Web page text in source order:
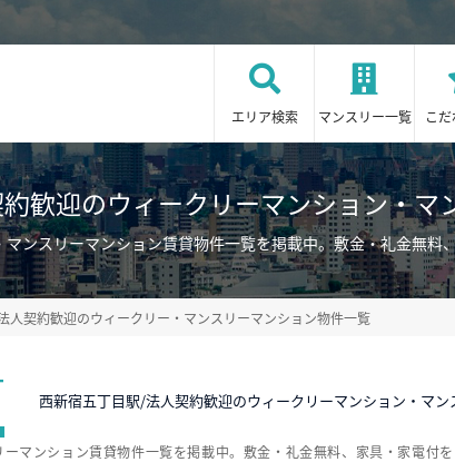
エリア検索 マンスリー一覧 こ
歓迎のウィークリーマンション・マ
ンスリーマンション賃貸物件一覧を掲載中。敷金・礼金無
人契約歓迎のウィークリー・マンスリーマンション物件一覧
西新宿五丁目駅/法人契約歓迎のウィークリーマンション・マ
マンション賃貸物件一覧を掲載中。敷金・礼金無料、家具・家電付